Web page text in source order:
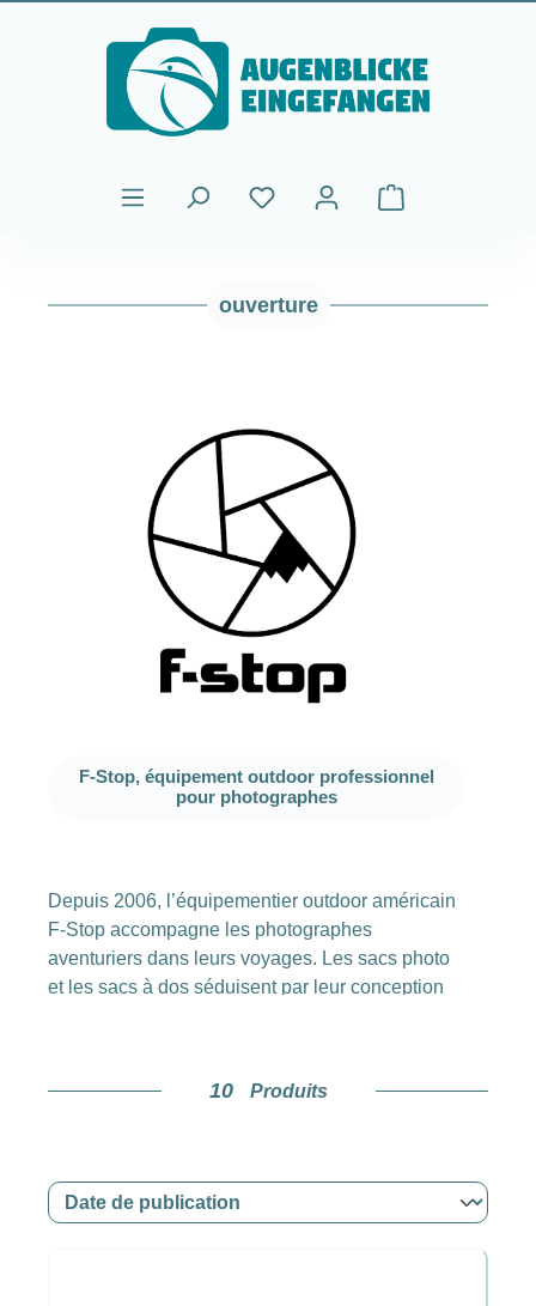
Passer au contenu principal
Le panier
ouverture
F-Stop, équipement outdoor professionnel
pour photographes
Depuis 2006, l’équipementier outdoor américain
F-Stop accompagne les photographes
aventuriers dans leurs voyages. Les sacs photo
et les sacs à dos séduisent par leur conception
centre de l’attention
10 Produits